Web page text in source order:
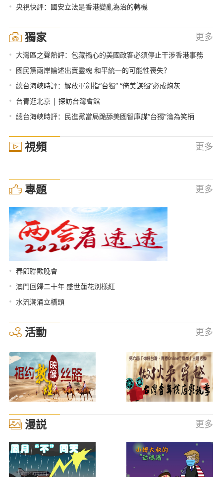
• 央視快評：國安立法是香港變亂為治的轉機
獨家 更多
• 大灣區之聲熱評：包藏禍心的美國政客必須停止干涉香港事務
• 國民黨兩岸論述出賣靈魂 和平統一的可能性喪失？
• 總台海峽時評：解放軍劍指“台獨” “倚美謀獨”必成炮灰
• 台青逛北京 | 探訪台灣會館
• 總台海峽時評：民進黨當局跪舔美國智庫謀“台獨”淪為笑柄
視頻 更多
專題 更多
• 春節聯歡晚會
• 澳門回歸二十年 盛世蓮花別樣紅
• 水流潮涌立橋頭
活動 更多
漫説 更多